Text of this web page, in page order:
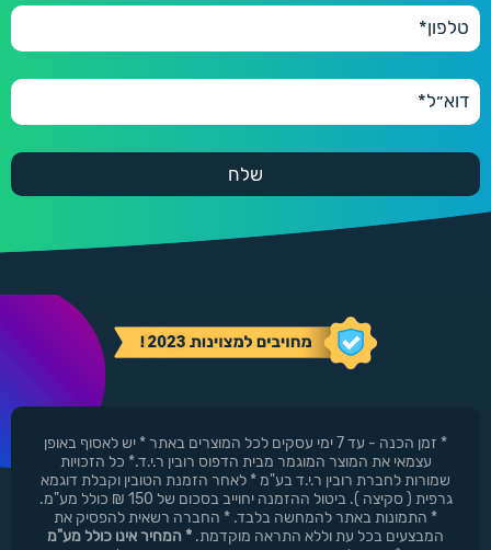
* זמן הכנה - עד 7 ימי עסקים לכל המוצרים באתר * יש לאסוף באופן
עצמאי את המוצר המוגמר מבית הדפוס רובין ר.י.ד.* כל הזכויות
שמורות לחברת רובין ר.י.ד בע"מ * לאחר הזמנת הטובין וקבלת דוגמא
גרפית ( סקיצה ). ביטול ההזמנה יחוייב בסכום של 150 ₪ כולל מע"מ.
* התמונות באתר להמחשה בלבד. * החברה רשאית להפסיק את
המבצעים בכל עת וללא התראה מוקדמת. * המחיר אינו כולל מע"מ